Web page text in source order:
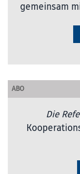
gemeinsam
ABO
Die